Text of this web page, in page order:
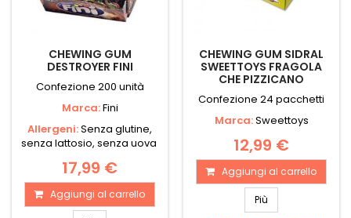
CHEWING GUM
DESTROYER FINI
Confezione 200 unità
Marca:Fini
Allergeni:Senza glutine,
senza lattosio, senza uova
17,99 €
Aggiungi al carrello
CHEWING GUM SIDRAL
SWEETTOYS FRAGOLA
CHE PIZZICANO
Confezione 24 pacchetti
Marca:Sweettoys
12,99 €
Aggiungi al carrello
Più